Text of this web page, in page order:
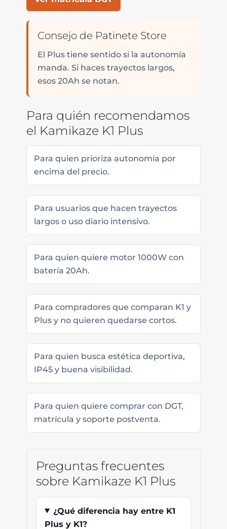
Consejo de Patinete Store
El Plus tiene sentido si la autonomía
manda. Si haces trayectos largos,
esos 20Ah se notan.
Para quién recomendamos
el Kamikaze K1 Plus
Para quien prioriza autonomía por
encima del precio.
Para usuarios que hacen trayectos
largos o uso diario intensivo.
Para quien quiere motor 1000W con
batería 20Ah.
Para compradores que comparan K1 y
Plus y no quieren quedarse cortos.
Para quien busca estética deportiva,
IP45 y buena visibilidad.
Para quien quiere comprar con DGT,
matrícula y soporte postventa.
Preguntas frecuentes
sobre Kamikaze K1 Plus
¿Qué diferencia hay entre K1
Plus y K1?